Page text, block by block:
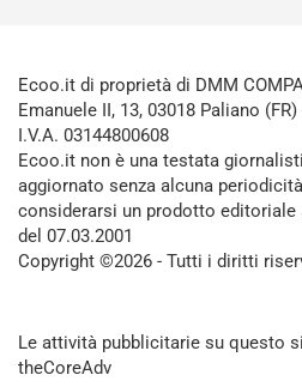
Ecoo.it di proprietà di DMM
Emanuele II, 13, 03018 Paliano
I.V.A. 03144800608
Ecoo.it non è una testata
aggiornato senza alcuna
considerarsi un prodotto editoriale
del 07.03.2001
Copyright ©2026 - Tutti i diritti
Le attività pubblicitarie su questo
theCoreAdv